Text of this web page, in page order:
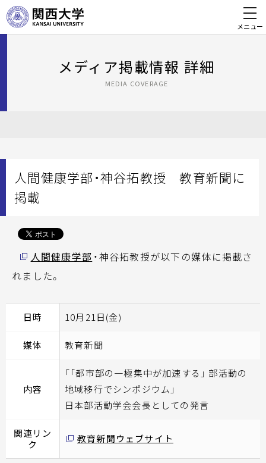
メニュー
メディア掲載情報 詳細
MEDIA COVERAGE
人間健康学部・神谷拓教授 教育新聞に
掲載
人間健康学部 ・神谷拓教授が以下の媒体に掲載さ
れました。
日時 10月21日(金)
媒体 教育新聞
内容
「「都市部の一極集中が加速する」 部活動の
地域移行でシンポジウム」
日本部活動学会会長としての発言
関連リン
ク
教育新聞ウェブサイト